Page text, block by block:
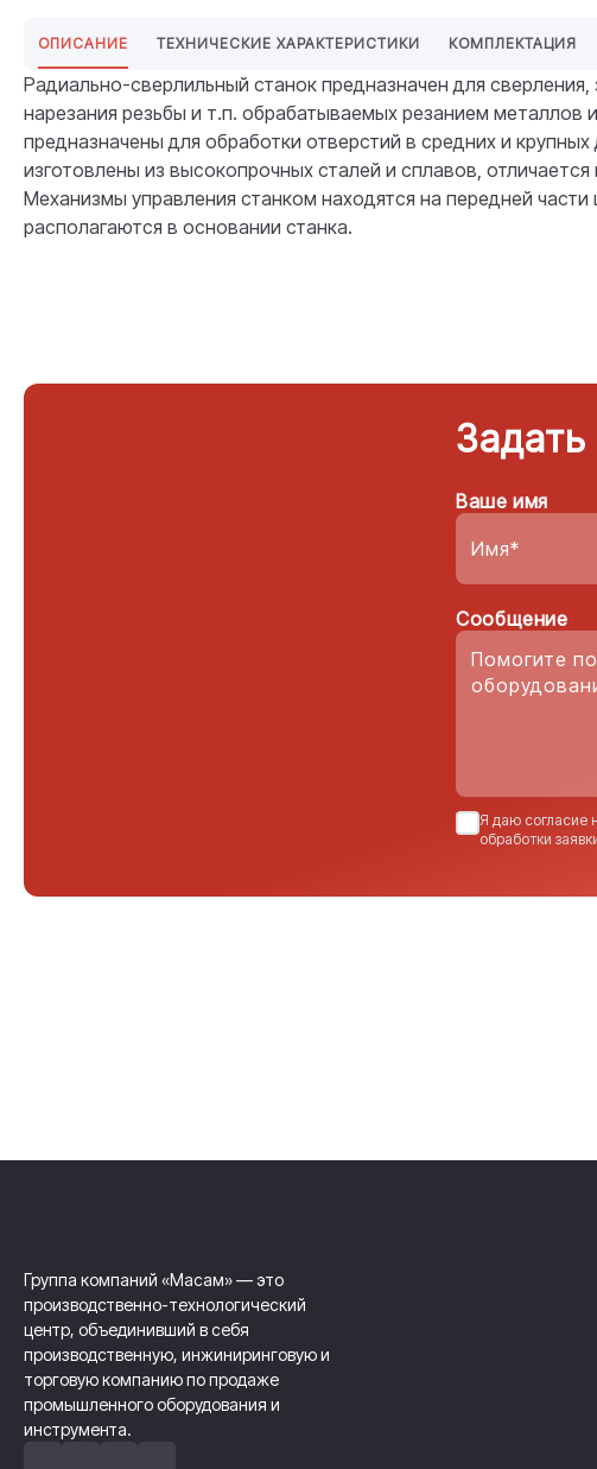
ОПИСАНИЕ ТЕХНИЧЕСКИЕ ХАРАКТЕРИСТИКИ КОМПЛЕКТАЦИЯ
Радиально-сверлильный станок предназначен для
нарезания резьбы и т.п. обрабатываемых резанием металлов
предназначены для обработки отверстий в средних и
изготовлены из высокопрочных сталей и сплавов,
Механизмы управления станком находятся на передней
располагаются в основании станка.
Ваше имя
Сообщение
Я даю согласие
обработки
Группа компаний «Масам» — это
производственно-технологический
центр, объединивший в себя
производственную, инжиниринговую и
торговую компанию по продаже
промышленного оборудования и
инструмента.